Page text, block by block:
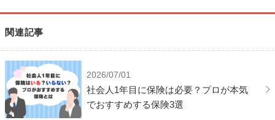
関連記事
2026/07/01
社会人1年目に保険は必要？プロが本気
でおすすめする保険3選